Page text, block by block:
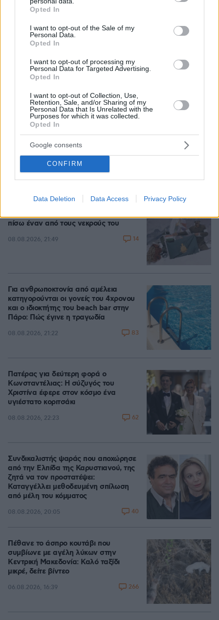
grant or deny consent to Google and its third-party tags to
use your data for below specified purposes in below Google
consent section.
Opted In
I want to opt-out of the Sale of my
Personal Data.
Opted In
I want to opt-out of processing my
Personal Data for Targeted Advertising.
Opted In
I want to opt-out of Collection, Use,
Retention, Sale, and/or Sharing of my
Personal Data that Is Unrelated with the
Purposes for which it was collected.
Opted In
Google consents
CONFIRM
Data Deletion Data Access Privacy Policy
Σοβαρό τροχαίο από αναστροφή ΙΧ στην Αθηνών-
Σουνίου: Συγκρούστηκε με μηχανή της ΔΙΑΣ, δύο
αστυνομικοί τραυματίες, βίντεο
08.08.2026, 23:07
Μυστήριο 3.500 ετών στη Σαντορίνη:
Ο 15χρονος που δεν πρόλαβε να
αλλάξει τη χρονολογία της μεγάλης
έκρηξης
08.08.2026, 18:08
Οι «Πράσινες Μπότες»: 30 χρόνια
μετά, το Έβερεστ μπορεί να δώσει
πίσω έναν από τους νεκρούς του
08.08.2026, 21:49 14
Για ανθρωποκτονία από αμέλεια
κατηγορούνται οι γονείς του 4χρονου
και ο ιδιοκτήτης του beach bar στην
Πάρο: Πώς έγινε η τραγωδία
08.08.2026, 21:22 83
Πατέρας για δεύτερη φορά ο
Κωνσταντέλιας: Η σύζυγός του
Χριστίνα έφερε στον κόσμο ένα
υγιέστατο κοριτσάκι
08.08.2026, 22:23 62
Συνδικαλιστής ψαράς που αποχώρησε
από την Ελπίδα της Καρυστιανού, της
ζητά να τον προστατέψει:
Καταγγέλλει μεθοδευμένη σπίλωση
από μέλη του κόμματος
08.08.2026, 20:05 40
Πέθανε το άσπρο κουτάβι που
συμβίωνε με αγέλη λύκων στην
Κεντρική Μακεδονία: Καλό ταξίδι
μικρέ, δείτε βίντεο
06.08.2026, 16:39 266